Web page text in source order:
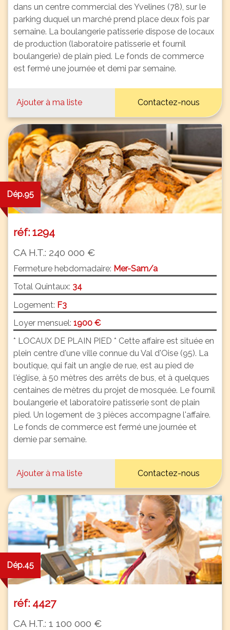
dans un centre commercial des Yvelines (78), sur le
parking duquel un marché prend place deux fois par
semaine. La boulangerie patisserie dispose de locaux
de production (laboratoire patisserie et fournil
boulangerie) de plain pied. Le fonds de commerce
est fermé une journée et demi par semaine.
Ajouter à ma liste Contactez-nous
Dép.95
réf: 1294
CA H.T.: 240 000 €
Fermeture hebdomadaire: Mer-Sam/a
Total Quintaux: 34
Logement: F3
Loyer mensuel: 1900 €
* LOCAUX DE PLAIN PIED * Cette affaire est située en
plein centre d'une ville connue du Val d'Oise (95). La
boutique, qui fait un angle de rue, est au pied de
l'église, à 50 mètres des arrêts de bus, et à quelques
centaines de mètres du projet de mosquée. Le fournil
boulangerie et laboratoire patisserie sont de plain
pied. Un logement de 3 pièces accompagne l'affaire.
Le fonds de commerce est fermé une journée et
demie par semaine.
Ajouter à ma liste Contactez-nous
Dép.45
réf: 4427
CA H.T.: 1 100 000 €